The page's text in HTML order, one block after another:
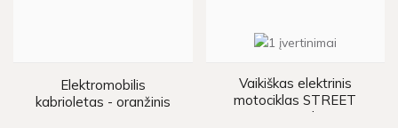
Elektromobilis
kabrioletas - oranžinis
Vaikiškas elektrinis
motociklas STREET
BOB - raudonas